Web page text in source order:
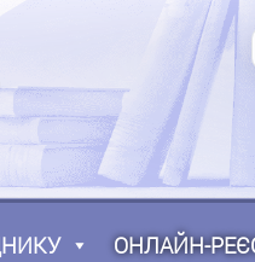
ОНЛАЙН-